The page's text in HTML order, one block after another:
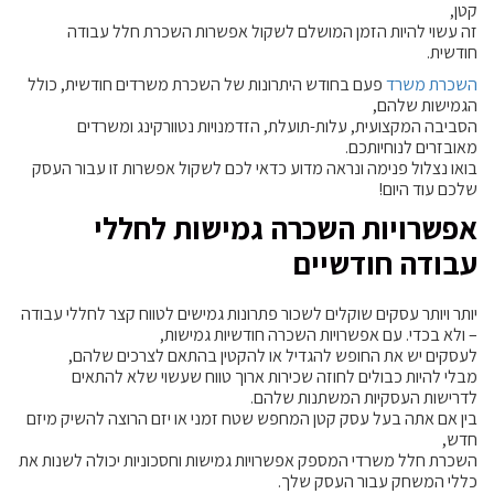
קטן,
זה עשוי להיות הזמן המושלם לשקול אפשרות השכרת חלל עבודה
חודשית.
השכרת משרדפעם בחודש היתרונות של השכרת משרדים חודשית, כולל
הגמישות שלהם,
הסביבה המקצועית, עלות-תועלת, הזדמנויות נטוורקינג ומשרדים
מאובזרים לנוחיותכם.
בואו נצלול פנימה ונראה מדוע כדאי לכם לשקול אפשרות זו עבור העסק
שלכם עוד היום!
אפשרויות השכרה גמישות לחללי
עבודה חודשיים
יותר ויותר עסקים שוקלים לשכור פתרונות גמישים לטווח קצר לחללי עבודה
– ולא בכדי. עם אפשרויות השכרה חודשיות גמישות,
לעסקים יש את החופש להגדיל או להקטין בהתאם לצרכים שלהם,
מבלי להיות כבולים לחוזה שכירות ארוך טווח שעשוי שלא להתאים
לדרישות העסקיות המשתנות שלהם.
בין אם אתה בעל עסק קטן המחפש שטח זמני או יזם הרוצה להשיק מיזם
חדש,
השכרת חלל משרדי המספק אפשרויות גמישות וחסכוניות יכולה לשנות את
כללי המשחק עבור העסק שלך.